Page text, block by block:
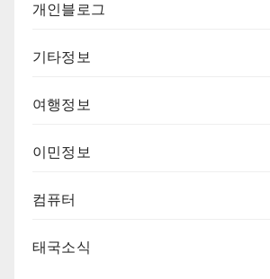
개인블로그
기타정보
여행정보
이민정보
컴퓨터
태국소식